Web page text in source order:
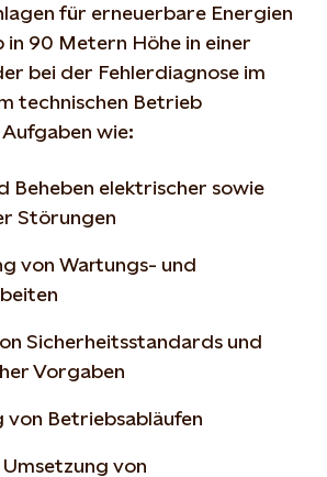
für erneuerbare Energien
in 90 Metern Höhe in einer
bei der Fehlerdiagnose im
technischen Betrieb
wie:
Beheben elektrischer sowie
Störungen
von Wartungs- und
Sicherheitsstandards und
Vorgaben
Betriebsabläufen
von